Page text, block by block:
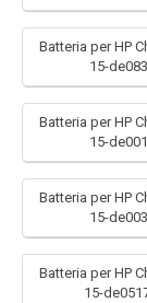
Batteria per HP
15-
Batteria per HP
15-
Batteria per HP
15-
Batteria per HP
15-